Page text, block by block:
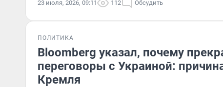
23 июля, 2026, 09:11 112 Обсудить
ПОЛИТИКА
Bloomberg указал, почему
переговоры с Украиной:
Кремля